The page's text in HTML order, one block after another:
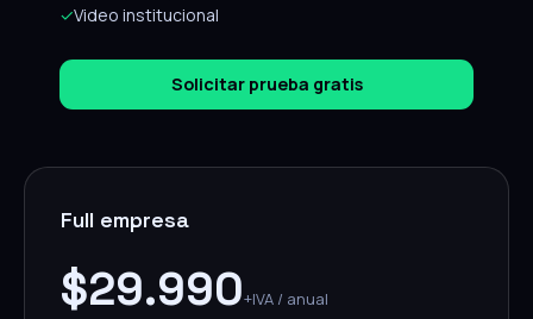
✓Video institucional
Solicitar prueba gratis
Full empresa
$29.990+IVA / anual